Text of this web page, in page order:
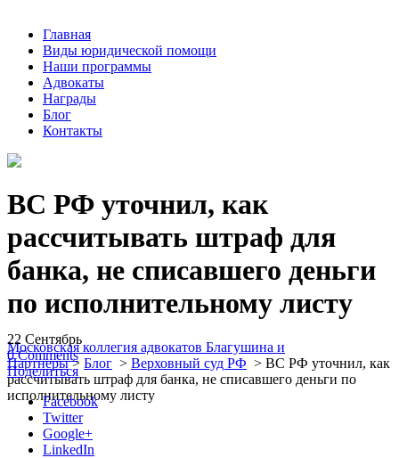
Главная
Виды юридической помощи
Наши программы
Адвокаты
Награды
Блог
Контакты
ВС РФ уточнил, как
рассчитывать штраф для
банка, не списавшего деньги
по исполнительному листу
Московская коллегия адвокатов Благушина и
Партнеры> Блог > Верховный суд РФ > ВС РФ уточнил, как
рассчитывать штраф для банка, не списавшего деньги по
исполнительному листу
22 Сентябрь
0 Comments
Поделиться
Facebook
Twitter
Google+
LinkedIn